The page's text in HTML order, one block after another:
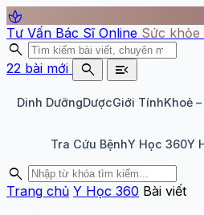
spa
Tư Vấn Bác Sĩ Online Sức khỏe
search
22 bài mới search menu_open
Dinh DưỡngDượcGiới TínhKhoẻ
Tra Cứu BệnhY Học 360Y
search
Trang chủ Y Học 360 Bài viết